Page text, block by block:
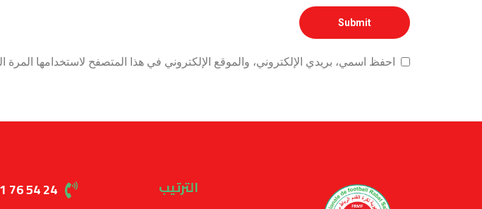
احفظ اسمي، بريدي الإلكتروني، والموقع الإلكتروني في هذا المتصفح لاستخدامها المرة
الترتيب
76 54 24